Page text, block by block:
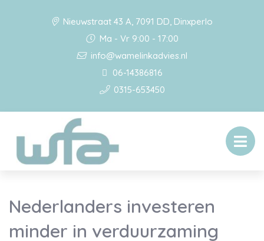
Nieuwstraat 43 A, 7091 DD, Dinxperlo
Ma - Vr 9:00 - 17:00
info@wamelinkadvies.nl
06-14386816
0315-653450
Nederlanders investeren
minder in verduurzaming